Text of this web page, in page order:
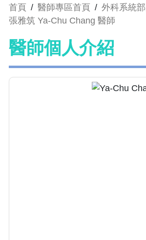
首頁 / 醫師專區首頁 / 外科系統
張雅筑 Ya-Chu Chang 醫師
醫師個人介紹